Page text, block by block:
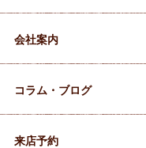
会社案内
コラム・ブログ
来店予約